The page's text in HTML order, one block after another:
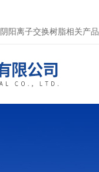
阳离子交换树脂相关产